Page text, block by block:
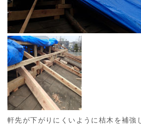
軒先が下がりにくいように桔木を補強